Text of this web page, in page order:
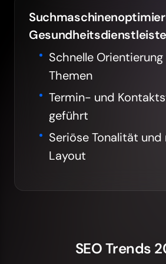
Schnelle
Themen
Termin- und
geführt
Seriöse Tonalität und
Layout
SEO Trends